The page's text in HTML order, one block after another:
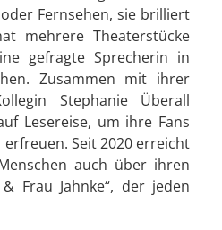
Fernsehen, sie brilliert
mehrere Theaterstücke
gefragte Sprecherin in
Zusammen mit ihrer
Stephanie Überall
Lesereise, um ihre Fans
Seit 2020 erreicht
auch über ihren
Frau Jahnke“, der jeden